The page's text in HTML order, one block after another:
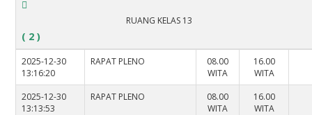
RUANG KELAS 13
( 2 )
2025-12-30
13:16:20
RAPAT PLENO
08.00
WITA
16.00
WITA
2025-12-30
13:13:53
RAPAT PLENO
08.00
WITA
16.00
WITA